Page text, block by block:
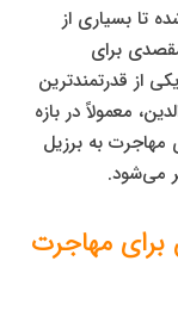
تا بسیاری از
برای
از قدرتمندترین
معمولاً در بازه
به برزیل
می‌شود.
برای مهاجرت